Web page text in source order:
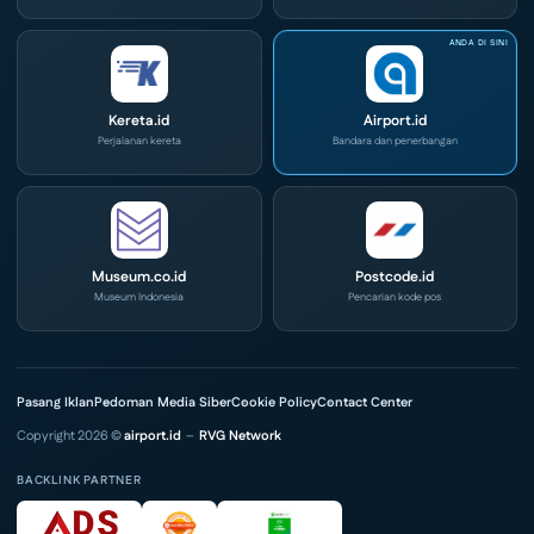
Kereta.id
Perjalanan kereta
Airport.id
Bandara dan penerbangan
Museum.co.id
Museum Indonesia
Postcode.id
Pencarian kode pos
Pasang IklanPedoman Media SiberCookie PolicyContact Center
Copyright 2026 ©airport.id – RVG Network
BACKLINK PARTNER